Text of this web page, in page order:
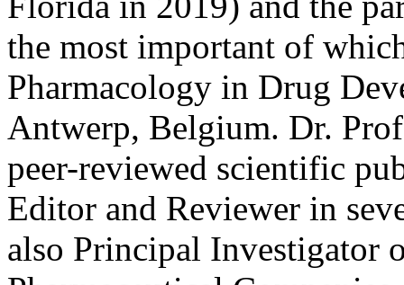
the most important of
Pharmacology in Drug
Antwerp, Belgium. Dr.
peer-reviewed scientific
Editor and Reviewer in
also Principal Investigator